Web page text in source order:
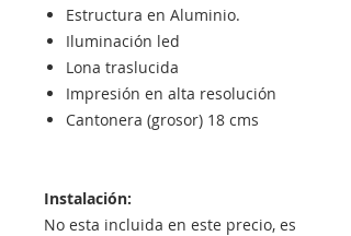
Estructura en Aluminio.
Iluminación led
Lona traslucida
Impresión en alta resolución
Cantonera (grosor) 18 cms
Instalación:
No esta incluida en este precio, es